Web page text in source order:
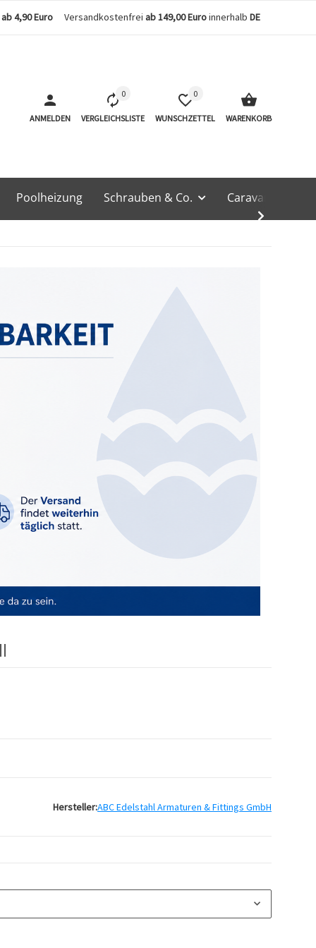
ab 4,90 Euro Versandkostenfrei ab 149,00 Euroinnerhalb DE
ANMELDEN
0
VERGLEICHSLISTE
0
WUNSCHZETTEL WARENKORB
Poolheizung Schrauben & Co. Caravan &
Hersteller:ABC Edelstahl Armaturen & Fittings GmbH